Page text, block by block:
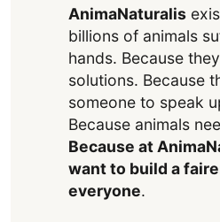
AnimaNaturalis
billions of animals
hands. Because
solutions. Because
someone to speak
Because animals
Because at
want to build a
everyone.